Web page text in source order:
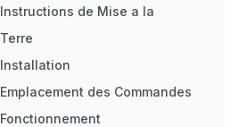
Instructions de Mise a la
Terre
Installation
Emplacement des Commandes
Fonctionnement